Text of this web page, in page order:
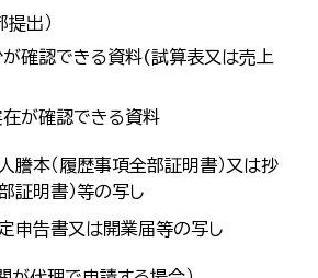
出）
確認できる資料(試算表又は売上
在が確認できる資料
謄本（履歴事項全部証明書）又は抄
証明書）等の写し
申告書又は開業届等の写し